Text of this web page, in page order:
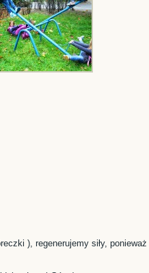
), regenerujemy siły, ponieważ